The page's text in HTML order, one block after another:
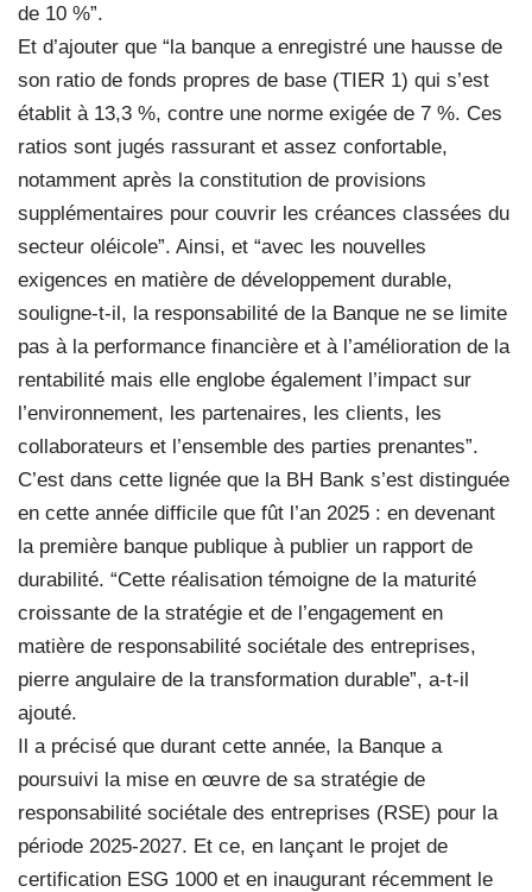
de 10 %”.
Et d’ajouter que “la banque a enregistré une hausse de
son ratio de fonds propres de base (TIER 1) qui s’est
établit à 13,3 %, contre une norme exigée de 7 %. Ces
ratios sont jugés rassurant et assez confortable,
notamment après la constitution de provisions
supplémentaires pour couvrir les créances classées du
secteur oléicole”. Ainsi, et “avec les nouvelles
exigences en matière de développement durable,
souligne-t-il, la responsabilité de la Banque ne se limite
pas à la performance financière et à l’amélioration de la
rentabilité mais elle englobe également l’impact sur
l’environnement, les partenaires, les clients, les
collaborateurs et l’ensemble des parties prenantes”.
C’est dans cette lignée que la BH Bank s’est distinguée
en cette année difficile que fût l’an 2025 : en devenant
la première banque publique à publier un rapport de
durabilité. “Cette réalisation témoigne de la maturité
croissante de la stratégie et de l’engagement en
matière de responsabilité sociétale des entreprises,
pierre angulaire de la transformation durable”, a-t-il
ajouté.
Il a précisé que durant cette année, la Banque a
poursuivi la mise en œuvre de sa stratégie de
responsabilité sociétale des entreprises (RSE) pour la
période 2025-2027. Et ce, en lançant le projet de
certification ESG 1000 et en inaugurant récemment le